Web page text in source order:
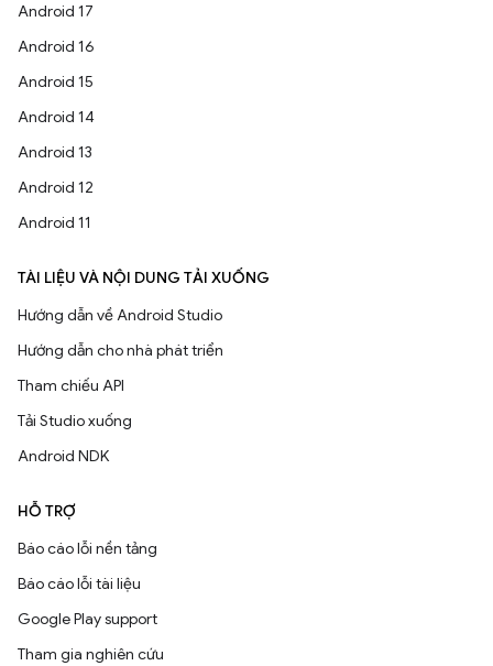
Android 17
Android 16
Android 15
Android 14
Android 13
Android 12
Android 11
TÀI LIỆU VÀ NỘI DUNG TẢI XUỐNG
Hướng dẫn về Android Studio
Hướng dẫn cho nhà phát triển
Tham chiếu API
Tải Studio xuống
Android NDK
HỖ TRỢ
Báo cáo lỗi nền tảng
Báo cáo lỗi tài liệu
Google Play support
Tham gia nghiên cứu